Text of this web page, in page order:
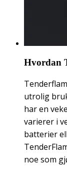
Hvordan
utrolig
har en
varierer i
batterier
noe som